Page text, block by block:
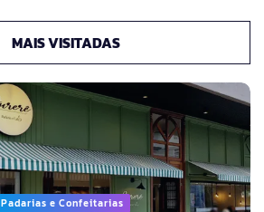
MAIS VISITADAS
Padarias e Confeitarias